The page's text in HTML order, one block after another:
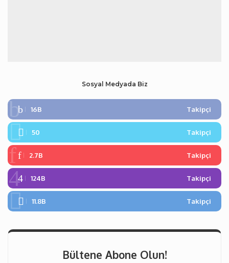
Sosyal Medyada Biz
16B Takipçi
50 Takipçi
2.7B Takipçi
124B Takipçi
11.8B Takipçi
Bültene Abone Olun!